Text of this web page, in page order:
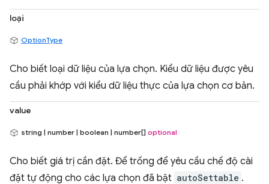
loại
OptionType
Cho biết loại dữ liệu của lựa chọn. Kiểu dữ liệu được yêu
cầu phải khớp với kiểu dữ liệu thực của lựa chọn cơ bản.
value
string | number | boolean | number[] optional
Cho biết giá trị cần đặt. Để trống để yêu cầu chế độ cài
đặt tự động cho các lựa chọn đã bật autoSettable .